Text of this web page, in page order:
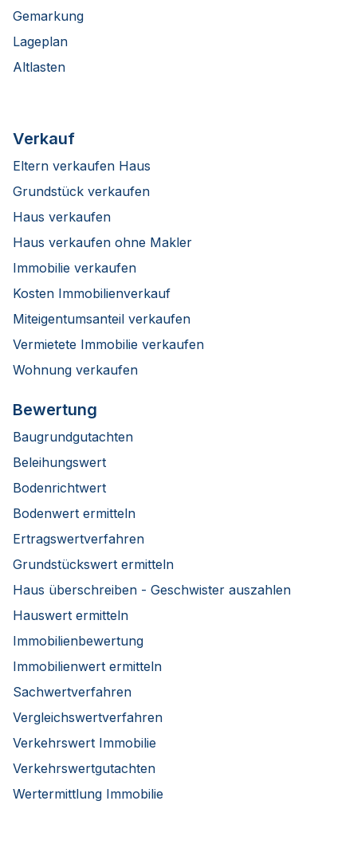
Gemarkung
Lageplan
Altlasten
Verkauf
Eltern verkaufen Haus
Grundstück verkaufen
Haus verkaufen
Haus verkaufen ohne Makler
Immobilie verkaufen
Kosten Immobilienverkauf
Miteigentumsanteil verkaufen
Vermietete Immobilie verkaufen
Wohnung verkaufen
Bewertung
Baugrundgutachten
Beleihungswert
Bodenrichtwert
Bodenwert ermitteln
Ertragswertverfahren
Grundstückswert ermitteln
Haus überschreiben - Geschwister auszahlen
Hauswert ermitteln
Immobilienbewertung
Immobilienwert ermitteln
Sachwertverfahren
Vergleichswertverfahren
Verkehrswert Immobilie
Verkehrswertgutachten
Wertermittlung Immobilie